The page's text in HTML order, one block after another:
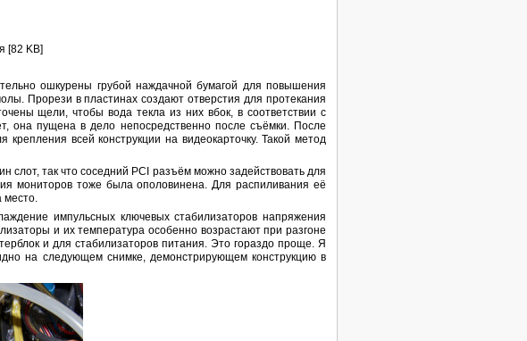
[82 KB]
ошкурены грубой наждачной бумагой для повышения
Прорези в пластинах создают отверстия для протекания
щели, чтобы вода текла из них вбок, в соответствии с
она пущена в дело непосредственно после съёмки. После
всей конструкции на видеокарточку. Такой метод
слот, так что соседний PCI разъём можно задействовать для
мониторов тоже была ополовинена. Для распиливания её
место.
импульсных ключевых стабилизаторов напряжения
и их температура особенно возрастают при разгоне
и для стабилизаторов питания. Это гораздо проще. Я
на следующем снимке, демонстрирующем конструкцию в